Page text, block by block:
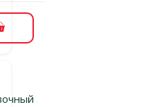
корзину